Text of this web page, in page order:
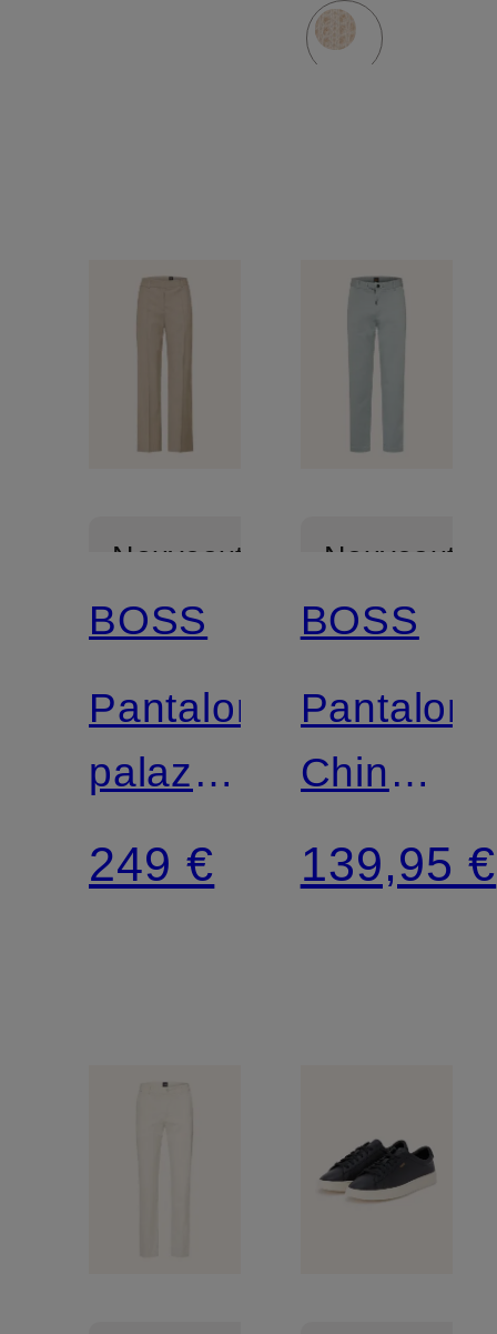
3/4 en
Nouveautés
Mix &
Match
BOSS
Pantalon
palazzo
TILDANI
249 €
Nouveautés
BOSS
Pantalon
Chino
coupe
fuselée
139,95 €